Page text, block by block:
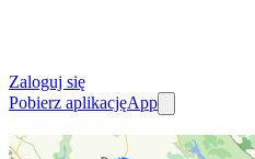
Zaloguj się
Pobierz aplikacjęApp